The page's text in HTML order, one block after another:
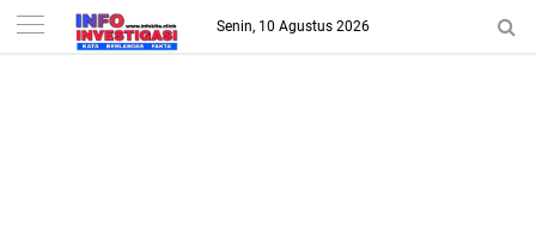
-->
Senin, 10 Agustus 2026